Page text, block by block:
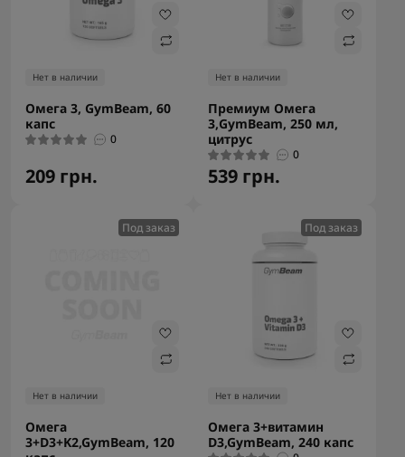
Нет в наличии
Омега 3, GymBeam, 60
капс
0
209 грн.
Нет в наличии
Премиум Омега
3,GymBeam, 250 мл,
цитрус
0
539 грн.
Под заказ
Нет в наличии
Омега
3+D3+K2,GymBeam, 120
Под заказ
Нет в наличии
Омега 3+витамин
D3,GymBeam, 240 капс